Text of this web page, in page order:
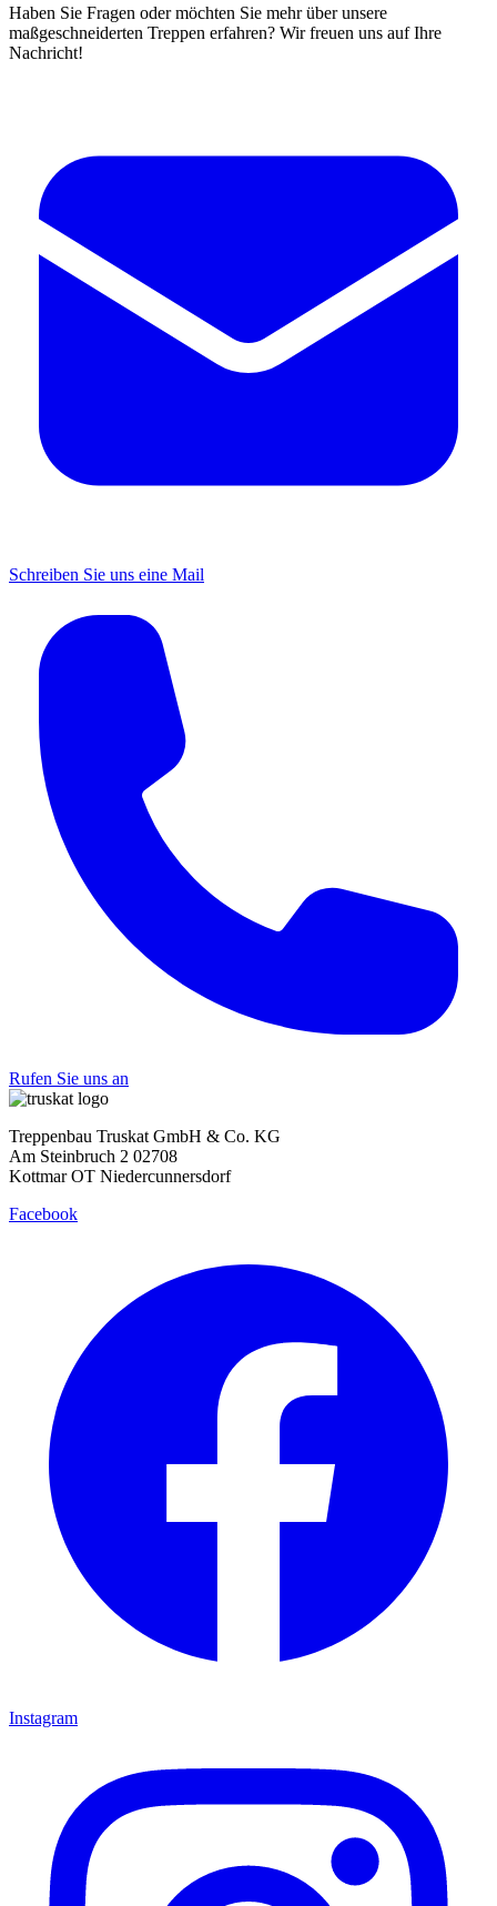
Haben Sie Fragen oder möchten Sie mehr über unsere
maßgeschneiderten Treppen erfahren? Wir freuen uns auf Ihre
Nachricht!
Schreiben Sie uns eine Mail
Rufen Sie uns an
Treppenbau Truskat GmbH & Co. KG
Am Steinbruch 2 02708
Kottmar OT Niedercunnersdorf
Facebook
Instagram